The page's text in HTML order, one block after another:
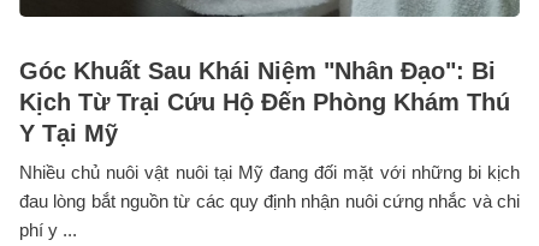
Góc Khuất Sau Khái Niệm "Nhân Đạo": Bi
Kịch Từ Trại Cứu Hộ Đến Phòng Khám Thú
Y Tại Mỹ
Nhiều chủ nuôi vật nuôi tại Mỹ đang đối mặt với những bi kịch
đau lòng bắt nguồn từ các quy định nhận nuôi cứng nhắc và chi
phí y ...